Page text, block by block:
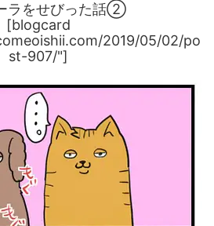
ラをせびった話②
[blogcard
2019/05/02/po
st-907/"]